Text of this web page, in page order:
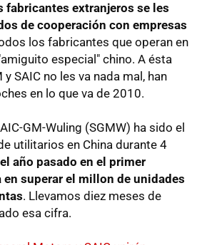
fabricantes extranjeros se les
de cooperación con empresas
los fabricantes que operan en
especial" chino. A ésta
SAIC no les va nada mal, han
en lo que va de 2010.
GM-Wuling (SGMW) ha sido el
utilitarios en China durante 4
año pasado en el primer
superar el millon de unidades
. Llevamos diez meses de
esa cifra.